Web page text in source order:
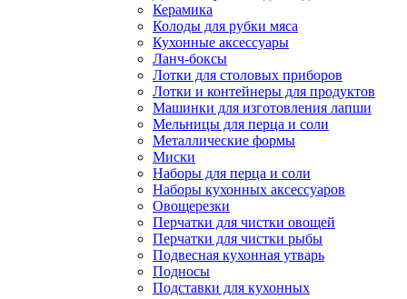
Керамика
Колоды для рубки мяса
Кухонные аксессуары
Ланч-боксы
Лотки для столовых приборов
Лотки и контейнеры для продуктов
Машинки для изготовления лапши
Мельницы для перца и соли
Металлические формы
Миски
Наборы для перца и соли
Наборы кухонных аксессуаров
Овощерезки
Перчатки для чистки овощей
Перчатки для чистки рыбы
Подвесная кухонная утварь
Подносы
Подставки для кухонных